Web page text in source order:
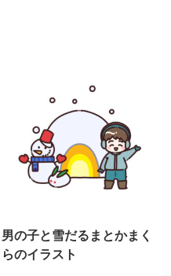
男の子と雪だるまとかまく
らのイラスト